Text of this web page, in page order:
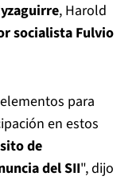
, Harold
socialista Fulvio
para
en estos
de
del SII", dijo